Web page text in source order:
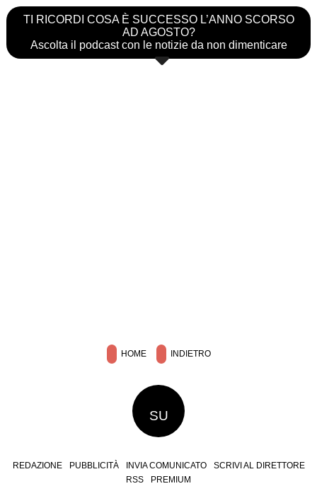
TI RICORDI COSA È SUCCESSO L’ANNO SCORSO
AD AGOSTO?
Ascolta il podcast con le notizie da non dimenticare
HOME INDIETRO
SU
REDAZIONE PUBBLICITÀ INVIA COMUNICATO
SCRIVI AL DIRETTORE
RSS
PREMIUM